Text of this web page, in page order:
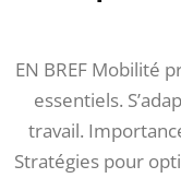
EN BREF Mobilité
essentiels.
travail.
Stratégies pour